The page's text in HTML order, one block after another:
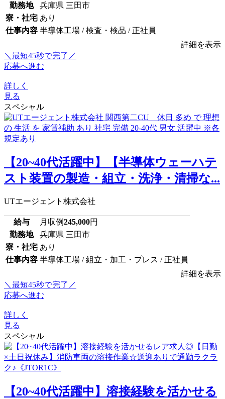
勤務地
兵庫県 三田市
寮・社宅 あり
仕事内容 半導体工場 / 検査・検品 / 正社員
詳細を表示
＼最短45秒で完了／
応募へ進む
詳しく
見る
スペシャル
【20~40代活躍中】【半導体ウェーハテ
スト装置の製造・組立・洗浄・清掃な...
UTエージェント株式会社
給与 月収例245,000円
勤務地
兵庫県 三田市
寮・社宅 あり
仕事内容 半導体工場 / 組立・加工・プレス / 正社員
詳細を表示
＼最短45秒で完了／
応募へ進む
詳しく
見る
スペシャル
【20~40代活躍中】溶接経験を活かせる